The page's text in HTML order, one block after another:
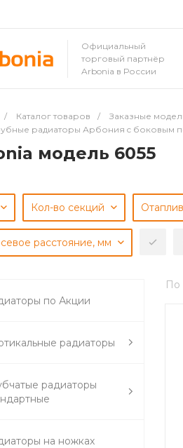
Официальный
торговый партнёр
Arbonia в России
/ Каталог товаров / Заказные
радиаторы Арбония c боковым
модель 6055
Кол-во секций
расстояние, мм
по Акции
радиаторы
радиаторы
на ножках
По